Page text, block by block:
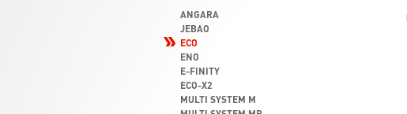
ANGARA
JEBAO
ECO
ENO
E-FINITY
ECO-X2
MULTI SYSTEM M